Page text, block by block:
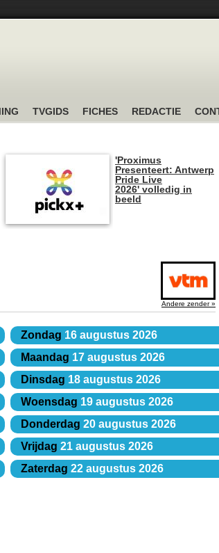
TVGIDS FICHES REDACTIE
'Proximus
Presenteert: Antwerp
Pride Live
2026' volledig in
beeld
Andere zender »
Zondag 16 augustus 2026
Maandag 17 augustus 2026
Dinsdag 18 augustus 2026
Woensdag 19 augustus 2026
Donderdag 20 augustus 2026
Vrijdag 21 augustus 2026
Zaterdag 22 augustus 2026